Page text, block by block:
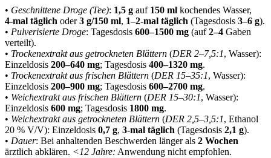
• Geschnittene Droge (Tee): 1,5 g auf 150 ml kochendes Wasser,
4‑mal täglich oder 3 g/150 ml, 1–2‑mal täglich (Tagesdosis 3–6 g).
• Pulverisierte Droge: Tagesdosis 600–1500 mg (auf2–4 Gaben
verteilt).
• Trockenextrakt aus getrockneten Blättern (DER 2–7,5:1, Wasser):
Einzeldosis 200–640 mg; Tagesdosis 400–1320 mg.
• Trockenextrakt aus frischen Blättern (DER 15–35:1, Wasser):
Einzeldosis 200–900 mg; Tagesdosis 600–2700 mg.
• Weichextrakt aus frischen Blättern (DER 15–30:1, Wasser):
Einzeldosis 600 mg; Tagesdosis 1800 mg.
• Weichextrakt aus getrockneten Blättern (DER 2,5–3,5:1, Ethanol
20 % V/V): Einzeldosis 0,7 g, 3‑mal täglich (Tagesdosis 2,1 g).
• Dauer: Bei anhaltenden Beschwerden länger als 2 Wochen
ärztlich abklären. <12 Jahre: Anwendung nicht empfohlen.